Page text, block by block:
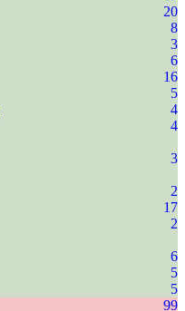
20
8
3
6
16
5
4
4
3
2
17
2
6
5
5
99